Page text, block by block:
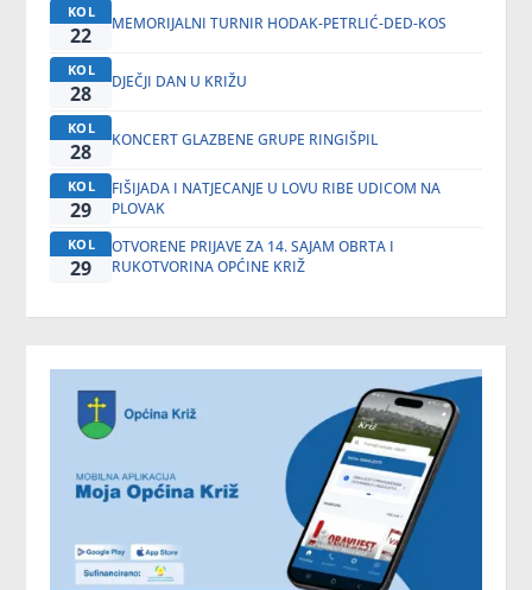
KOL
22 MEMORIJALNI TURNIR HODAK-PETRLIĆ-DED-KOS
KOL
28 DJEČJI DAN U KRIŽU
KOL
28 KONCERT GLAZBENE GRUPE RINGIŠPIL
KOL
29
FIŠIJADA I NATJECANJE U LOVU RIBE UDICOM NA
PLOVAK
KOL
29
OTVORENE PRIJAVE ZA 14. SAJAM OBRTA I
RUKOTVORINA OPĆINE KRIŽ